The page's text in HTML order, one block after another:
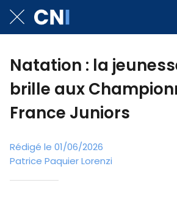
Natation : la
brille aux
France Juniors
Rédigé le 01/06/2026
Patrice Paquier Lorenzi